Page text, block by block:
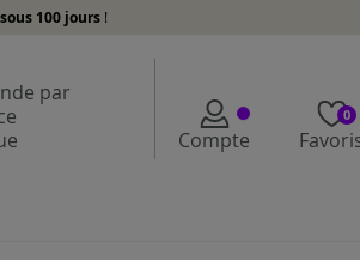
sous 100 jours !
par
Compte
0